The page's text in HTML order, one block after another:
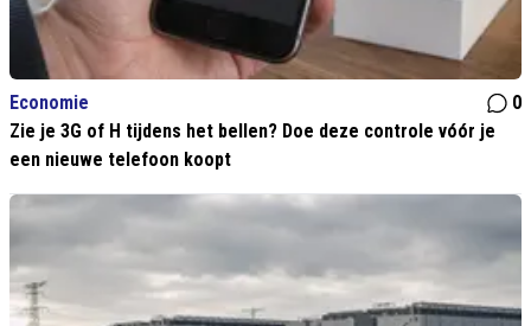
Economie
0
Zie je 3G of H tijdens het bellen? Doe deze controle vóór je
een nieuwe telefoon koopt